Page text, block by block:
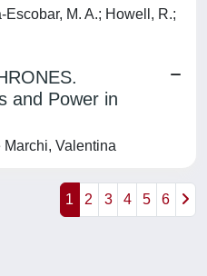
M. A.; Howell, R.;
and Power in
Valentina
1 2 3 4 5 6